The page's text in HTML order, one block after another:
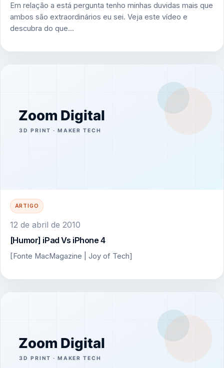
Em relação a está pergunta tenho minhas duvidas mais que
ambos são extraordinários eu sei. Veja este vídeo e
descubra do que…
ARTIGO
12 de abril de 2010
[Humor] iPad Vs iPhone 4
[Fonte MacMagazine | Joy of Tech]